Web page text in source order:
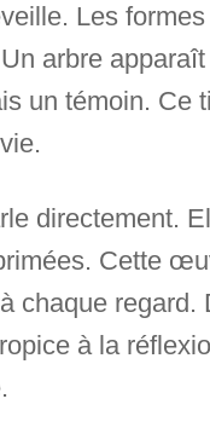
Les
arbre
un témoin. Ce
directement.
Cette
chaque
à la